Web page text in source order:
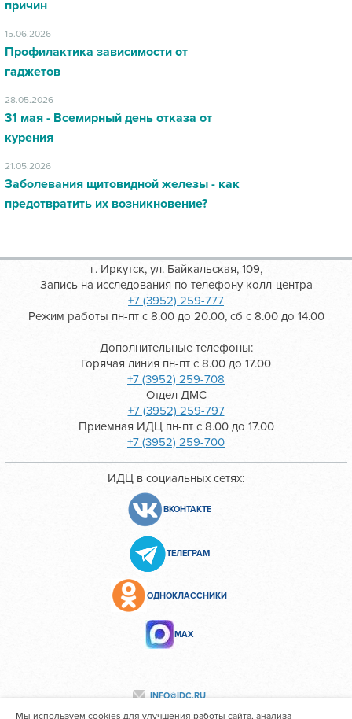
причин
15.06.2026
Профилактика зависимости от
гаджетов
28.05.2026
31 мая - Всемирный день отказа от
курения
21.05.2026
Заболевания щитовидной железы - как
предотвратить их возникновение?
г. Иркутск, ул. Байкальская, 109,
Запись на исследования по телефону колл-центра
+7 (3952) 259-777
Режим работы пн-пт с 8.00 до 20.00, сб с 8.00 до 14.00
Дополнительные телефоны:
Горячая линия пн-пт с 8.00 до 17.00
+7 (3952) 259-708
Отдел ДМС
+7 (3952) 259-797
Приемная ИДЦ пн-пт с 8.00 до 17.00
+7 (3952) 259-700
ИДЦ в социальных сетях:
ВКОНТАКТЕ
ТЕЛЕГРАМ
ОДНОКЛАССНИКИ
МАХ
INFO@IDC.RU
Мы используем cookies для улучшения работы сайта, анализа